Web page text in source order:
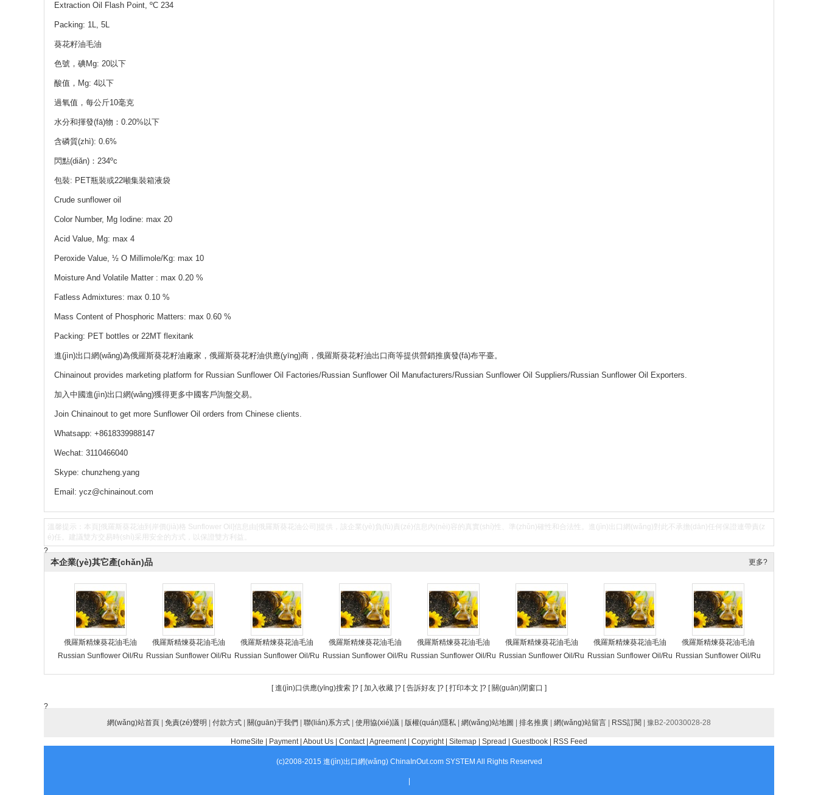
Extraction Oil Flash Point, ºC 234
Packing: 1L, 5L
葵花籽油毛油
色號，碘Mg: 20以下
酸值，Mg: 4以下
過氧值，每公斤10毫克
水分和揮發(fā)物：0.20%以下
含磷質(zhì): 0.6%
閃點(diǎn)：234ºc
包裝: PET瓶裝或22噸集裝箱液袋
Crude sunflower oil
Color Number, Mg Iodine: max 20
Acid Value, Mg: max 4
Peroxide Value, ½ O Millimole/Kg: max 10
Moisture And Volatile Matter : max 0.20 %
Fatless Admixtures: max 0.10 %
Mass Content of Phosphoric Matters: max 0.60 %
Packing: PET bottles or 22MT flexitank
進(jìn)出口網(wǎng)為俄羅斯葵花籽油廠家，俄羅斯葵花籽油供應(yīng)商，俄羅斯葵花籽油出口商等提供營銷推廣發(fā)布平臺。
Chinainout provides marketing platform for Russian Sunflower Oil Factories/Russian Sunflower Oil Manufacturers/Russian Sunflower Oil Suppliers/Russian Sunflower Oil Exporters.
加入中國進(jìn)出口網(wǎng)獲得更多中國客戶詢盤交易。
Join Chinainout to get more Sunflower Oil orders from Chinese clients.
Whatsapp: +8618339988147
Wechat: 3110466040
Skype: chunzheng.yang
Email: ycz@chinainout.com
溫馨提示：本頁[俄羅斯葵花油到岸價(jià)格 Sunflower Oil]信息由[俄羅斯葵花油公司]提供，該企業(yè)負(fù)責(zé)信息內(nèi)容的真實(shí)性、準(zhǔn)確性和合法性。進(jìn)出口網(wǎng)對此不承擔(dān)任何保證連帶責(z
é)任。建議雙方交易時(shí)采用安全的方式，以保證雙方利益。
?
更多?
本企業(yè)其它產(chǎn)品
俄羅斯精煉葵花油毛油
Russian Sunflower Oil/Ru
nflower Oil Manufacturer
俄羅斯精煉葵花油毛油
Russian Sunflower Oil/Ru
nflower Oil Manufacturer
俄羅斯精煉葵花油毛油
Russian Sunflower Oil/Ru
Oil/Russian Crude Sunflo
nflower Oil Manufacturer
er Oil Exporters
俄羅斯精煉葵花油毛油
Russian Sunflower Oil/Ru
Oil/Russian Crude Sunflo
nflower Oil Manufacturer
er Oil Exporters
俄羅斯精煉葵花油毛油
Russian Sunflower Oil/Ru
Oil/Russian Crude Sunflo
nflower Oil Manufacturer
er Oil Exporters
俄羅斯精煉葵花油毛油
Russian Sunflower Oil/Ru
Oil/Russian Crude Sunflo
nflower Oil Manufacturer
er Oil Exporters
俄羅斯精煉葵花油毛油
Russian Sunflower Oil/Ru
nflower Oil Manufacturer
俄羅斯精煉葵花油毛油
Russian Sunflower Oil/Ru
nflower Oil Manufacturer
[進(jìn)口供應(yīng)搜索 ]? [加入收藏 ]? [告訴好友 ]? [打印本文 ]? [ 關(guān)閉窗口 ]
?
網(wǎng)站首頁
免責(zé)聲明 付款方式 關(guān)于我們 聯(lián)系方式 使用協(xié)議 版權(quán)隱私 網(wǎng)站地圖 排名推廣 網(wǎng)站留言 RSS訂閱 豫B2-20030028-28
HomeSite Payment| About Us Contact| Agreement| Copyright| Sitemap Spread Guestbook RSS Feed
(c)2008-2015 進(jìn)出口網(wǎng) ChinaInOut.com SYSTEM All Rights Reserved